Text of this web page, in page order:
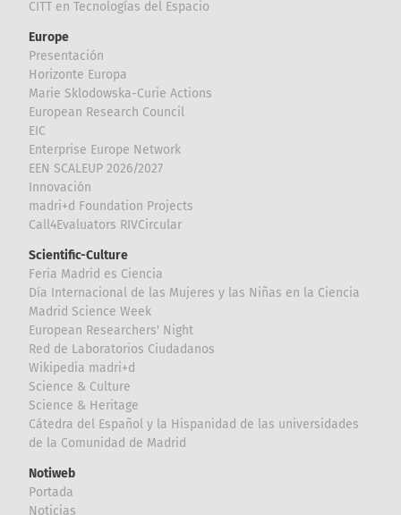
CITT en Tecnologías del Espacio
Europe
Presentación
Horizonte Europa
Marie Sklodowska-Curie Actions
European Research Council
EIC
Enterprise Europe Network
EEN SCALEUP 2026/2027
Innovación
madri+d Foundation Projects
Call4Evaluators RIVCircular
Scientific-Culture
Feria Madrid es Ciencia
Día Internacional de las Mujeres y las Niñas en la Ciencia
Madrid Science Week
European Researchers' Night
Red de Laboratorios Ciudadanos
Wikipedia madri+d
Science & Culture
Science & Heritage
Cátedra del Español y la Hispanidad de las universidades
de la Comunidad de Madrid
Notiweb
Portada
Noticias